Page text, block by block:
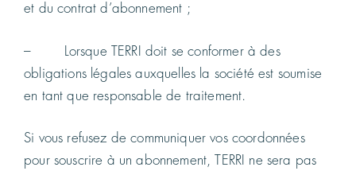
et du contrat d’abonnement ;
– Lorsque TERRI doit se conformer à des
obligations légales auxquelles la société est soumise
en tant que responsable de traitement.
Si vous refusez de communiquer vos coordonnées
pour souscrire à un abonnement, TERRI ne sera pas